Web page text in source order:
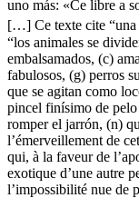
uno más: «Ce libre a
[…] Ce texte cite “una
“los animales se
embalsamados, (c)
fabulosos, (g) perros
que se agitan como
pincel finísimo de pelo
romper el jarrón, (n)
l’émerveillement de
qui, à la faveur de
exotique d’une autre
l’impossibilité nue de